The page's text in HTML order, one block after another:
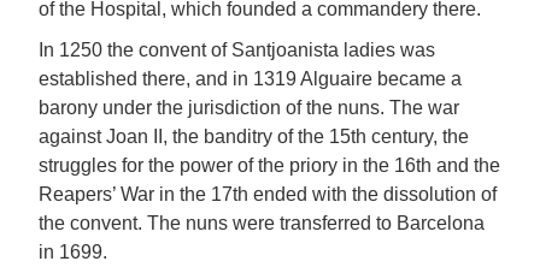
of the Hospital, which founded a commandery there.
In 1250 the convent of Santjoanista ladies was
established there, and in 1319 Alguaire became a
barony under the jurisdiction of the nuns. The war
against Joan II, the banditry of the 15th century, the
struggles for the power of the priory in the 16th and the
Reapers’ War in the 17th ended with the dissolution of
the convent. The nuns were transferred to Barcelona
in 1699.